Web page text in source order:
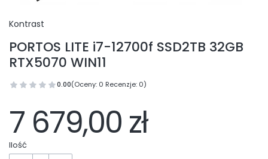
Kontrast
PORTOS LITE i7-12700f SSD2TB 32GB
RTX5070 WIN11
0.00(Oceny: 0 Recenzje: 0)
7 679,00 zł
Ilość